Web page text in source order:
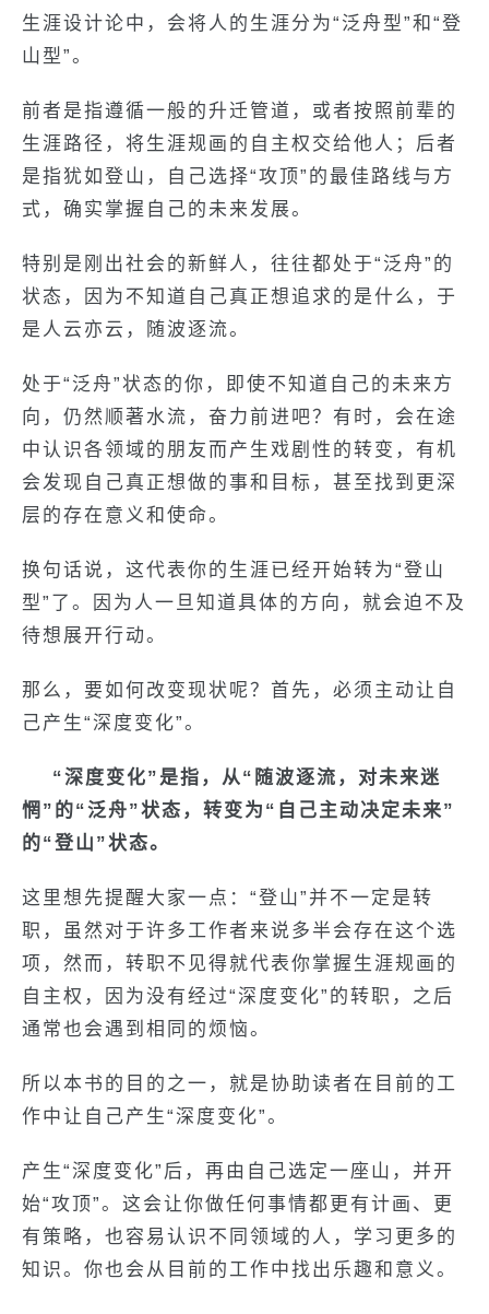
生涯设计论中，会将人的生涯分为“泛舟型”和“登
山型”。
前者是指遵循一般的升迁管道，或者按照前辈的
生涯路径，将生涯规画的自主权交给他人；后者
是指犹如登山，自己选择“攻顶”的最佳路线与方
式，确实掌握自己的未来发展。
特别是刚出社会的新鲜人，往往都处于“泛舟”的
状态，因为不知道自己真正想追求的是什么，于
是人云亦云，随波逐流。
处于“泛舟”状态的你，即使不知道自己的未来方
向，仍然顺著水流，奋力前进吧？有时，会在途
中认识各领域的朋友而产生戏剧性的转变，有机
会发现自己真正想做的事和目标，甚至找到更深
层的存在意义和使命。
换句话说，这代表你的生涯已经开始转为“登山
型”了。因为人一旦知道具体的方向，就会迫不及
待想展开行动。
那么，要如何改变现状呢？首先，必须主动让自
己产生“深度变化”。
“深度变化”是指，从“随波逐流，对未来迷
惘”的“泛舟”状态，转变为“自己主动决定未来”
的“登山”状态。
这里想先提醒大家一点：“登山”并不一定是转
职，虽然对于许多工作者来说多半会存在这个选
项，然而，转职不见得就代表你掌握生涯规画的
自主权，因为没有经过“深度变化”的转职，之后
通常也会遇到相同的烦恼。
所以本书的目的之一，就是协助读者在目前的工
作中让自己产生“深度变化”。
产生“深度变化”后，再由自己选定一座山，并开
始“攻顶”。这会让你做任何事情都更有计画、更
有策略，也容易认识不同领域的人，学习更多的
知识。你也会从目前的工作中找出乐趣和意义。